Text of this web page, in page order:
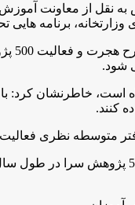
نقل از معاونت
برنامه
شود.
خاطرنشان كرد:
کنند.
دفتر متوسطه نظری
مدیرکل دفتر متوسطه نظری وزارت